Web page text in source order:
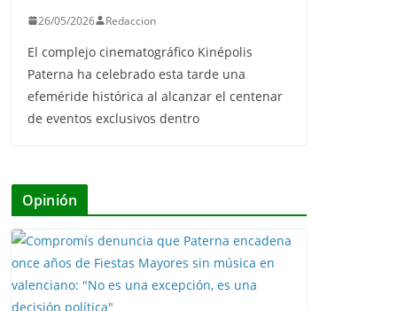
26/05/2026 Redaccion
El complejo cinematográfico Kinépolis
Paterna ha celebrado esta tarde una
efeméride histórica al alcanzar el centenar
de eventos exclusivos dentro
Opinión